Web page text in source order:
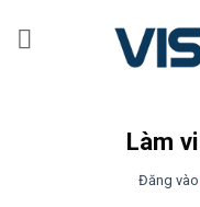
Làm
Đăng vào